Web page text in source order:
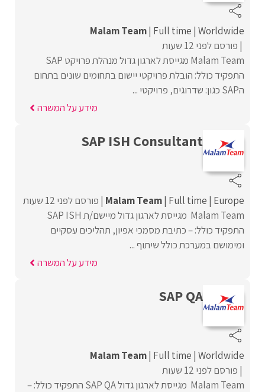
Malam Team Full time Worldwide
פורסם לפני 12 שעות
התפקיד כולל: הובלת פרויקטי יישום בתחומים שונים בתחום
הSAP כגון: שדרוגים, פרויקטי ...
מידע על המשרה
SAP ISH Consultant
Malam Team Full time Europe
פורסם לפני 12 שעות
Malam Team מגייסת לארגון גדול מיישם/ת SAP ISH
התפקיד כולל: – כתיבת מסמכי אפיון, תהליכים עסקיים
ומימושם במערכת כולל שיתוף ...
מידע על המשרה
SAP QA
Malam Team Full time Worldwide
פורסם לפני 12 שעות
Malam Team מגייסת לארגון גדול SAP QA התפקיד כולל: –